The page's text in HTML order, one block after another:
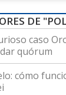
DE
caso
quórum
cómo